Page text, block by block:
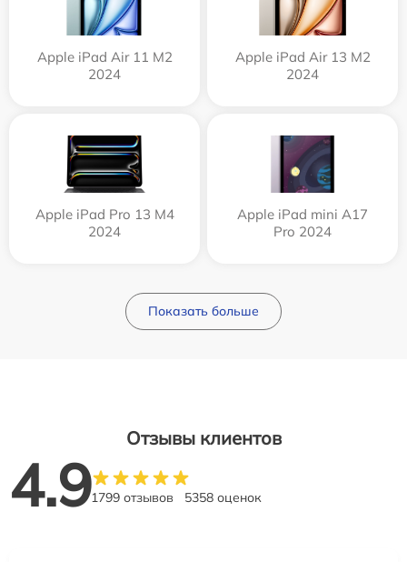
Apple iPad Air 11 M2
2024
Apple iPad Air 13 M2
2024
Apple iPad Pro 13 M4
2024
Apple iPad mini A17
Pro 2024
Показать больше
Отзывы клиентов
4.91799 отзывов 5358 оценок